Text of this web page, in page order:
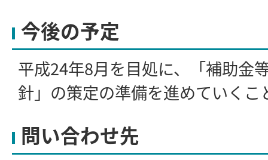
今後の予定
平成24年8月を目処に、「補助金
針」の策定の準備を進めていくこ
問い合わせ先